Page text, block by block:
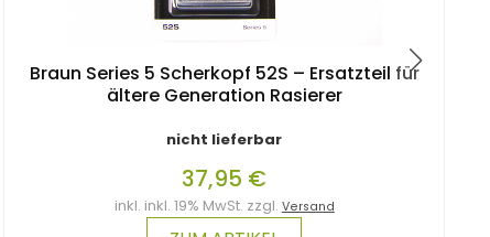
Braun Series 5 Scherkopf 52S – Ersatzteil für
ältere Generation Rasierer
nicht lieferbar
37,95 €
inkl. inkl. 19% MwSt. zzgl. Versand